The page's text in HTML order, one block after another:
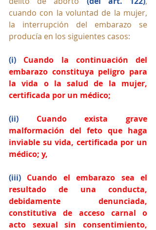
cuando con la voluntad de la mujer,
la interrupción del embarazo se
producía en los siguientes casos:
(i) Cuando la continuación del
embarazo constituya peligro para
la vida o la salud de la mujer,
certificada por un médico;
(ii) Cuando exista grave
malformación del feto que haga
inviable su vida, certificada por un
médico; y,
(iii) Cuando el embarazo sea el
resultado de una conducta,
debidamente denunciada,
constitutiva de acceso carnal o
acto sexual sin consentimiento,